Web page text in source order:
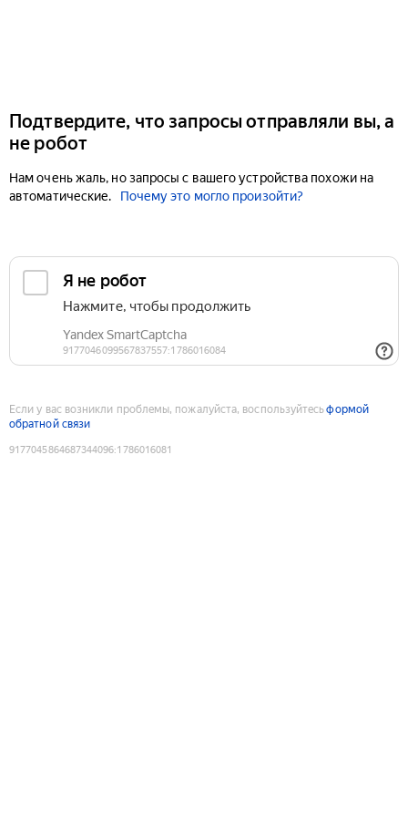
Подтвердите, что запросы отправляли вы, а
не робот
Нам очень жаль, но запросы с вашего устройства похожи на
автоматические.
Почему это могло произойти?
Если у вас возникли проблемы, пожалуйста, воспользуйтесьформой
обратной связи
9177045864687344096:1786016081